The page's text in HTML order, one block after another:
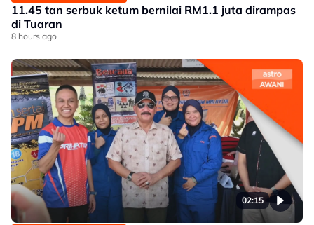
11.45 tan serbuk ketum bernilai RM1.1 juta dirampas
di Tuaran
8 hours ago
02:15